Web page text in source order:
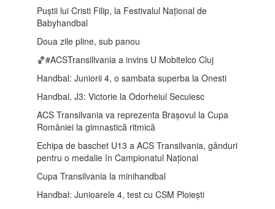
Puștii lui Cristi Filip, la Festivalul Național de
Babyhandbal
Doua zile pline, sub panou
🏀#ACSTransillvania a invins U Mobitelco Cluj
Handbal: Juniorii 4, o sambata superba la Onesti
Handbal, J3: Victorie la Odorheiul Secuiesc
ACS Transilvania va reprezenta Brașovul la Cupa
României la gimnastică ritmică
Echipa de baschet U13 a ACS Transilvania, gânduri
pentru o medalie în Campionatul Național
Cupa Transilvania la minihandbal
Handbal: Junioarele 4, test cu CSM Ploiești